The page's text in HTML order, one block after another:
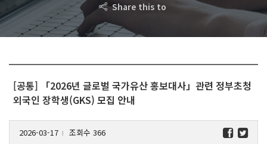
Share this to
[공통] 「2026년 글로벌 국가유산 홍보대사」관련 정부초청
외국인 장학생(GKS) 모집 안내
2026-03-17 l 조회수 366